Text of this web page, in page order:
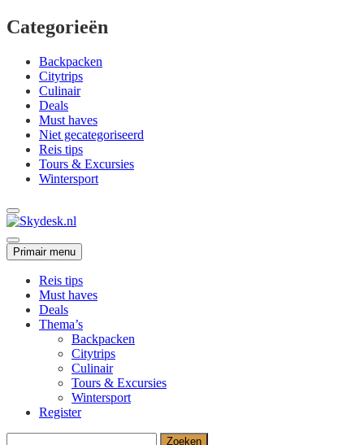
Categorieën
Backpacken
Citytrips
Culinair
Deals
Must haves
Niet gecategoriseerd
Reis tips
Tours & Excursies
Wintersport
Primair menu
Reis tips
Must haves
Deals
Thema’s
Backpacken
Citytrips
Culinair
Tours & Excursies
Wintersport
Register